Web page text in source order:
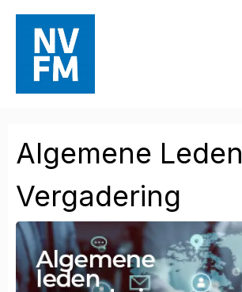
Ga
inhoud
Algemene Leden
Vergadering